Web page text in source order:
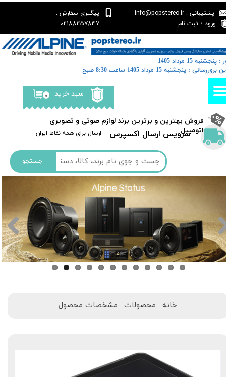
جستجو
سرویس ارسال اکسپرس ​​ارسال برای همه نقاط ایران
پشتیبانی : info@popstereo.ir
پیگیری سفارش :
02188457837
ورود / ثبت نام
حساب کاربری من
تغییر گذر واژه
سفارشات
خروج از حساب کاربری
۰ سبد خرید
​فروش بهترین و برترین برند لوازم صوتی و تصویری
اتومبیل​​​​​​​
15 مرداد 1405
: پنجشنبه 15 مرداد 1405 ساعت 8:30 صبح
خانه | محصولات | مشخصات محصول